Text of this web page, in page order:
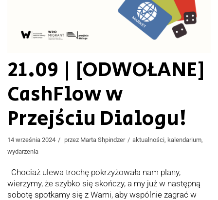
21.09 | [ODWOŁANE]
CashFlow w
Przejściu Dialogu!
14 września 2024 przez Marta Shpindzer aktualności kalendarium
wydarzenia
Chociaż ulewa trochę pokrzyżowała nam plany,
wierzymy, że szybko się skończy, a my już w następną
sobotę spotkamy się z Wami, aby wspólnie zagrać w